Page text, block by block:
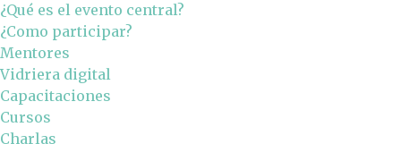
¿Qué es el evento central?
¿Como participar?
Mentores
Vidriera digital
Capacitaciones
Cursos
Charlas